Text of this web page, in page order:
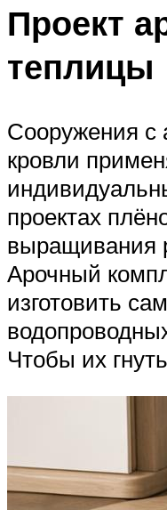
Проект
теплицы
Сооружения с
кровли
проектах
выращивания
Арочный
изготовить
Чтобы их